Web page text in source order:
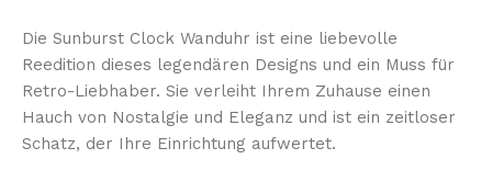
Die Sunburst Clock Wanduhr ist eine liebevolle
Reedition dieses legendären Designs und ein Muss für
Retro-Liebhaber. Sie verleiht Ihrem Zuhause einen
Hauch von Nostalgie und Eleganz und ist ein zeitloser
Schatz, der Ihre Einrichtung aufwertet.